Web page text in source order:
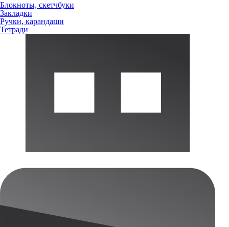
Блокноты, скетчбуки
Закладки
Ручки, карандаши
Тетради